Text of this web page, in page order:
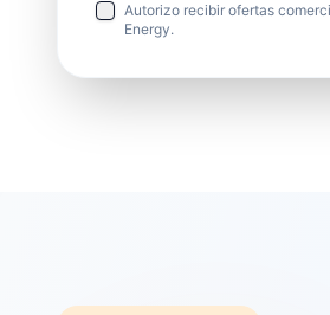
Autorizo recibir ofertas
Energy.